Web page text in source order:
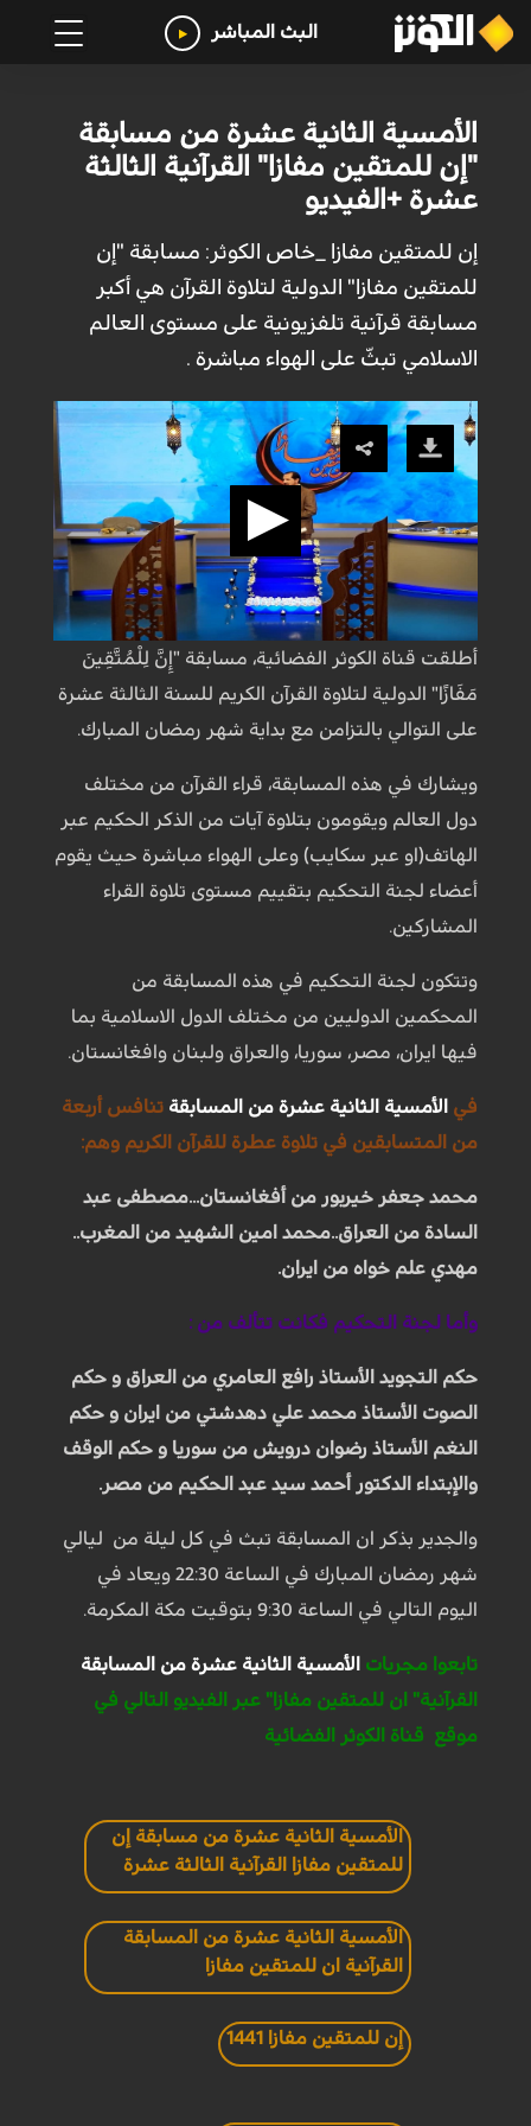
البث المباشر
الأمسية الثانية عشرة من مسابقة
"إن للمتقين مفازا" القرآنية الثالثة
عشرة +الفيديو
إن للمتقين مفازا _خاص الكوثر: مسابقة "إن
للمتقين مفازا" الدولية لتلاوة القرآن هي أكبر
مسابقة قرآنية تلفزيونية على مستوى العالم
الاسلامي تبثّ على الهواء مباشرة .
أطلقت قناة الكوثر الفضائية، مسابقة "إِنَّ لِلْمُتَّقِينَ
مَفَازًا" الدولية لتلاوة القرآن الكريم للسنة الثالثة عشرة
على التوالي بالتزامن مع بداية شهر رمضان المبارك.
ويشارك في هذه المسابقة، قراء القرآن من مختلف
دول العالم ويقومون بتلاوة آيات من الذكر الحكيم عبر
الهاتف(او عبر سكايب) وعلى الهواء مباشرة حيث يقوم
أعضاء لجنة التحكيم بتقييم مستوى تلاوة القراء
المشاركين.
وتتكون لجنة التحكيم في هذه المسابقة من
المحكمين الدوليين من مختلف الدول الاسلامية بما
فيها ايران، مصر، سوريا، والعراق ولبنان وافغانستان.
في الأمسية الثانية عشرة من المسابقة تنافس أربعة
من المتسابقين في تلاوة عطرة للقرآن الكريم وهم:
محمد جعفر خيربور من أفغانستان...مصطفى عبد
السادة من العراق..محمد امين الشهيد من المغرب..
مهدي علم خواه من ايران.
وأما لجنة التحكیم فكانت تتألف من :
حكم التجوید الأستاذ رافع العامري من العراق و حكم
الصوت الأستاذ محمد علي دهدشتي من ايران و حكم
النغم الأستاذ رضوان درويش من سوريا و حكم الوقف
والإبتداء الدكتور أحمد سيد عبد الحكيم من مصر.
والجدير بذكر ان المسابقة تبث في كل ليلة من ليالي
شهر رمضان المبارك في الساعة 22:30 ويعاد في
اليوم التالي في الساعة 9:30 بتوقيت مكة المكرمة.
تابعوا مجريات الأمسية الثانية عشرة من المسابقة
القرآنية" ان للمتقين مفازا" عبر الفيديو التالي في
موقع قناة الكوثر الفضائية
الأمسية الثانية عشرة من مسابقة إن
للمتقين مفازا القرآنية الثالثة عشرة
الأمسية الثانية عشرة من المسابقة
القرآنية ان للمتقين مفازا
إن للمتقين مفازا 1441